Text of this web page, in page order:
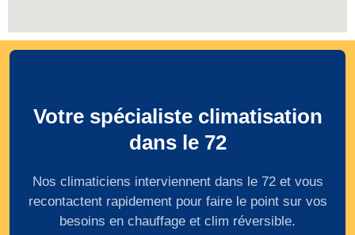
Votre spécialiste climatisation
dans le 72
Nos climaticiens interviennent dans le 72 et vous
recontactent rapidement pour faire le point sur vos
besoins en chauffage et clim réversible.